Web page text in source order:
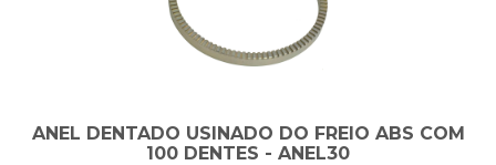
ANEL DENTADO USINADO DO FREIO ABS COM
100 DENTES - ANEL30